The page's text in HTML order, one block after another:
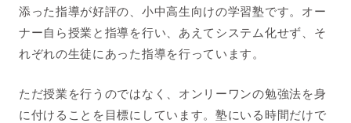
添った指導が好評の、小中高生向けの学習塾です。オー
ナー自ら授業と指導を行い、あえてシステム化せず、そ
れぞれの生徒にあった指導を行っています。
ただ授業を行うのではなく、オンリーワンの勉強法を身
に付けることを目標にしています。塾にいる時間だけで